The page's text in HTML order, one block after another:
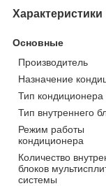
Характеристики
Основные
Производитель
Назначение
Тип кондиционера
Тип внутреннего
Режим работы
кондиционера
Количество
блоков
системы